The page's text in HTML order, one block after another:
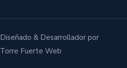
Diseñado & Desarrollador por
Torre Fuerte Web